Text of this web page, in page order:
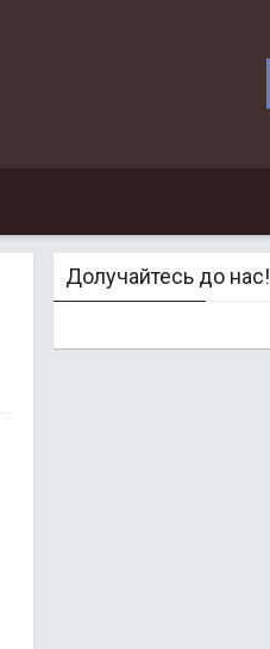
Долучайтесь до нас!